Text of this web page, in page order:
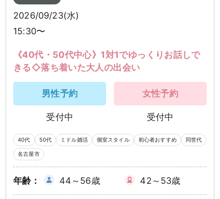
2026/09/23(水)
15:30〜
《40代・50代中心》1対1でゆっくりお話しで
きる◇落ち着いた大人の出会い
男性予約
受付中
女性予約
受付中
40代 50代 ミドル婚活 個室スタイル 初心者おすすめ 同世代
名古屋市
年齢： 44～56歳 42～53歳